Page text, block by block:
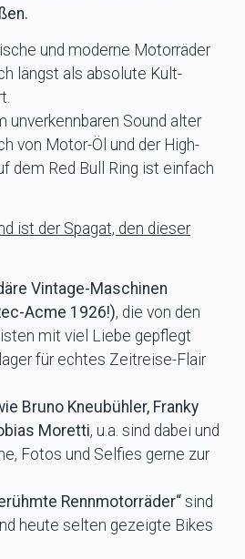
und moderne Motorräder
längst als absolute Kult-
unverkennbaren Sound alter
von Motor-Öl und der High-
dem Red Bull Ring ist einfach
ist der Spagat, den dieser
Vintage-Maschinen
Acme 1926!), die von den
mit viel Liebe gepflegt
für echtes Zeitreise-Flair
Bruno Kneubühler, Franky
Moretti, u.a. sind dabei und
Fotos und Selfies gerne zur
Rennmotorräder“ sind
heute selten gezeigte Bikes